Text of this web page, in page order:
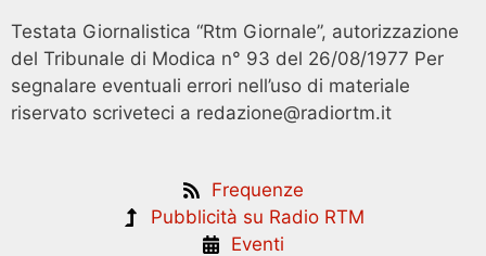
Testata Giornalistica “Rtm Giornale”, autorizzazione
del Tribunale di Modica n° 93 del 26/08/1977 Per
segnalare eventuali errori nell’uso di materiale
riservato scriveteci a redazione@radiortm.it
Frequenze
Pubblicità su Radio RTM
Eventi